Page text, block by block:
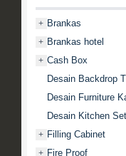
+ Brankas
+ Brankas hotel
+ Cash Box
Desain Backdrop
Desain Furniture
Desain Kitchen Set
+ Filling Cabinet
+ Fire Proof